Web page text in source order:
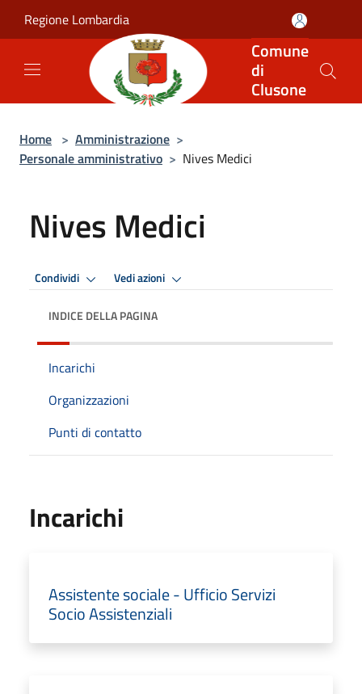
Regione Lombardia
Comune
di
Clusone
Home > Amministrazione >
Personale amministrativo > Nives Medici
Nives Medici
Condividi Vedi azioni
INDICE DELLA PAGINA
Incarichi
Organizzazioni
Punti di contatto
Incarichi
Assistente sociale - Ufficio Servizi
Socio Assistenziali